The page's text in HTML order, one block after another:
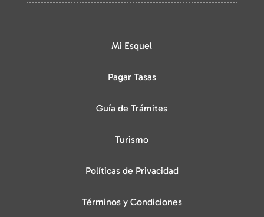
Mi Esquel
Pagar Tasas
Guía de Trámites
Turismo
Políticas de Privacidad
Términos y Condiciones